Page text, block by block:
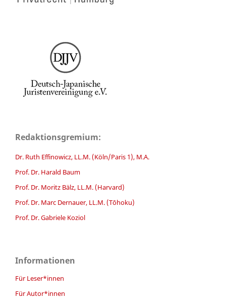
Redaktionsgremium:
Dr. Ruth Effinowicz, LL.M. (Köln/Paris 1), M.A.
Prof. Dr. Harald Baum
Prof. Dr. Moritz Bälz, LL.M. (Harvard)
Prof. Dr. Marc Dernauer, LL.M. (Tōhoku)
Prof. Dr. Gabriele Koziol
Informationen
Für Leser*innen
Für Autor*innen